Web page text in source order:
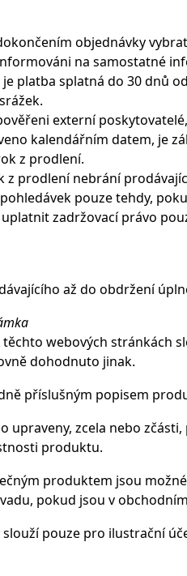
objednávky
na samostatné
platba splatná do 30 dnů
externí
kalendářním datem, je
z prodlení.
z prodlení nebrání
pouze tehdy,
zadržovací právo
až do obdržení
webových stránkách
dohodnuto jinak.
příslušným popisem
upraveny, zcela nebo
produktu.
produktem jsou
pokud jsou v
pouze pro ilustrační